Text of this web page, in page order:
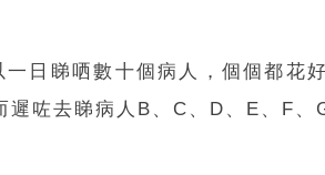
日睇哂數十個病人，個個都花
咗去睇病人B、C、D、E、F、